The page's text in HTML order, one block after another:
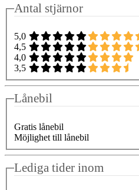
Antal stjärnor
5,0
4,5
4,0
3,5
Lånebil
Gratis lånebil
Möjlighet till lånebil
Lediga tider inom